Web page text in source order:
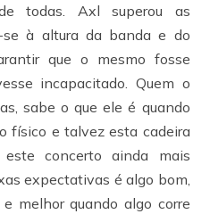
todas. Axl superou as
à altura da banda e do
que o mesmo fosse
incapacitado. Quem o
sabe o que ele é quando
físico e talvez esta cadeira
concerto ainda mais
expectativas é algo bom,
melhor quando algo corre